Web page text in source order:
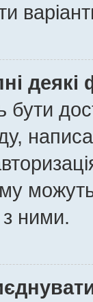
бути
з ними.